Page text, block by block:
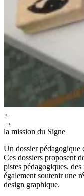
←
→
la mission du Signe
Un dossier pédagogique
Ces dossiers proposent
pistes pédagogiques,
également soutenir une
design graphique.